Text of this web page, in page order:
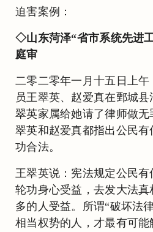
迫害案例：
◇山东菏泽“省市系统先进
庭审
二零二零年一月十五日上
员王翠英、赵爱真在鄄城
翠英家属给她请了律师做
翠英和赵爱真都指出公民
功合法。
王翠英说：宪法规定公民
轮功身心受益，去发大法
多的人受益。所谓“破坏法
相当权势的人，才最有可